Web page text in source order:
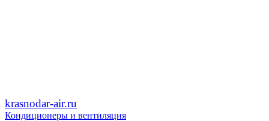
krasnodar-air.ru
Кондиционеры и вентиляция